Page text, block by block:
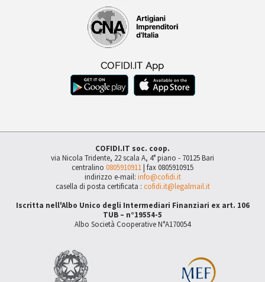
COFIDI.IT soc. coop.
via Nicola Tridente, 22 scala A, 4° piano - 70125 Bari
centralino 0805910911| fax 0805910915
indirizzo e-mail: info@cofidi.it
casella di posta certificata : cofidi.it@legalmail.it
Iscritta nell'Albo Unico degli Intermediari Finanziari ex art. 106
TUB – n°19554-5
Albo Società Cooperative N°A170054